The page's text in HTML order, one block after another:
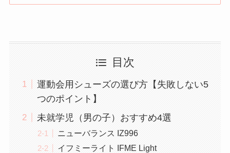
目次
運動会用シューズの選び方【失敗しない5
つのポイント】
未就学児（男の子）おすすめ4選
ニューバランス IZ996
イフミーライト IFME Light